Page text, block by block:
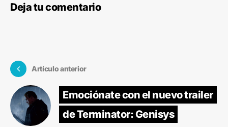
Deja tu comentario
Artículo anterior
Emociónate con el nuevo trailer
de Terminator: Genisys